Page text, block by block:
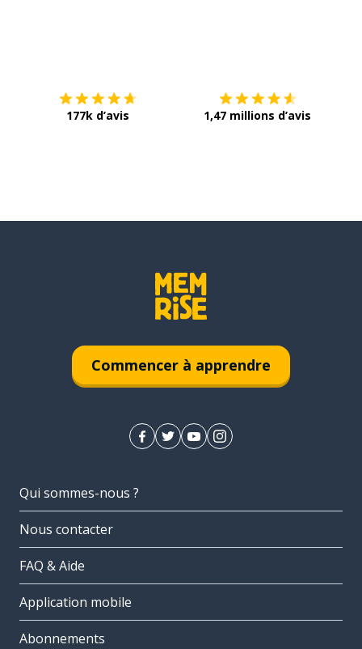
177k d’avis 1,47 millions d’avis
Commencer à apprendre
Qui sommes-nous ?
Nous contacter
FAQ & Aide
Application mobile
Abonnements